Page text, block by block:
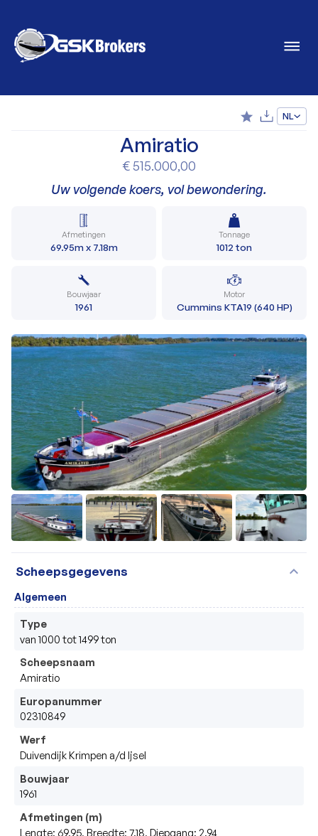
NL
Amiratio
€ 515.000,00
Uw volgende koers, vol bewondering.
Afmetingen
69.95m x 7.18m
Tonnage
1012 ton
Bouwjaar
1961
Motor
Cummins KTA19 (640 HP)
+28
Scheepsgegevens expand_more
Algemeen
Type
van 1000 tot 1499 ton
Scheepsnaam
Amiratio
Europanummer
02310849
Werf
Duivendijk Krimpen a/d Ijsel
Bouwjaar
1961
Afmetingen (m)
Lengte: 69.95, Breedte: 7.18, Diepgang: 2.94